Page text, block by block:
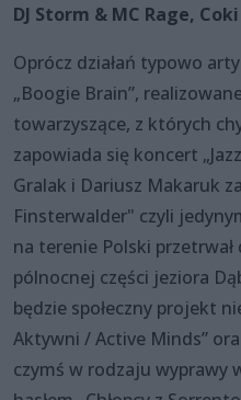
DJ Storm & MC Rage,
Oprócz działań typowo
„Boogie Brain”,
towarzyszące, z których
zapowiada się koncert
Gralak i Dariusz Makaruk
Finsterwalder" czyli
na terenie Polski
pólnocnej części jeziora
będzie społeczny projekt
Aktywni / Active Minds”
czymś w rodzaju wyprawy